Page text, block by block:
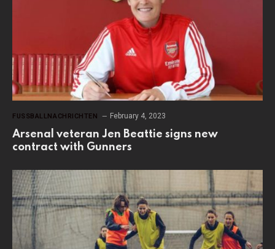
FUSSBALLNACHRICHTEN February 4, 2023
Arsenal veteran Jen Beattie signs new
contract with Gunners